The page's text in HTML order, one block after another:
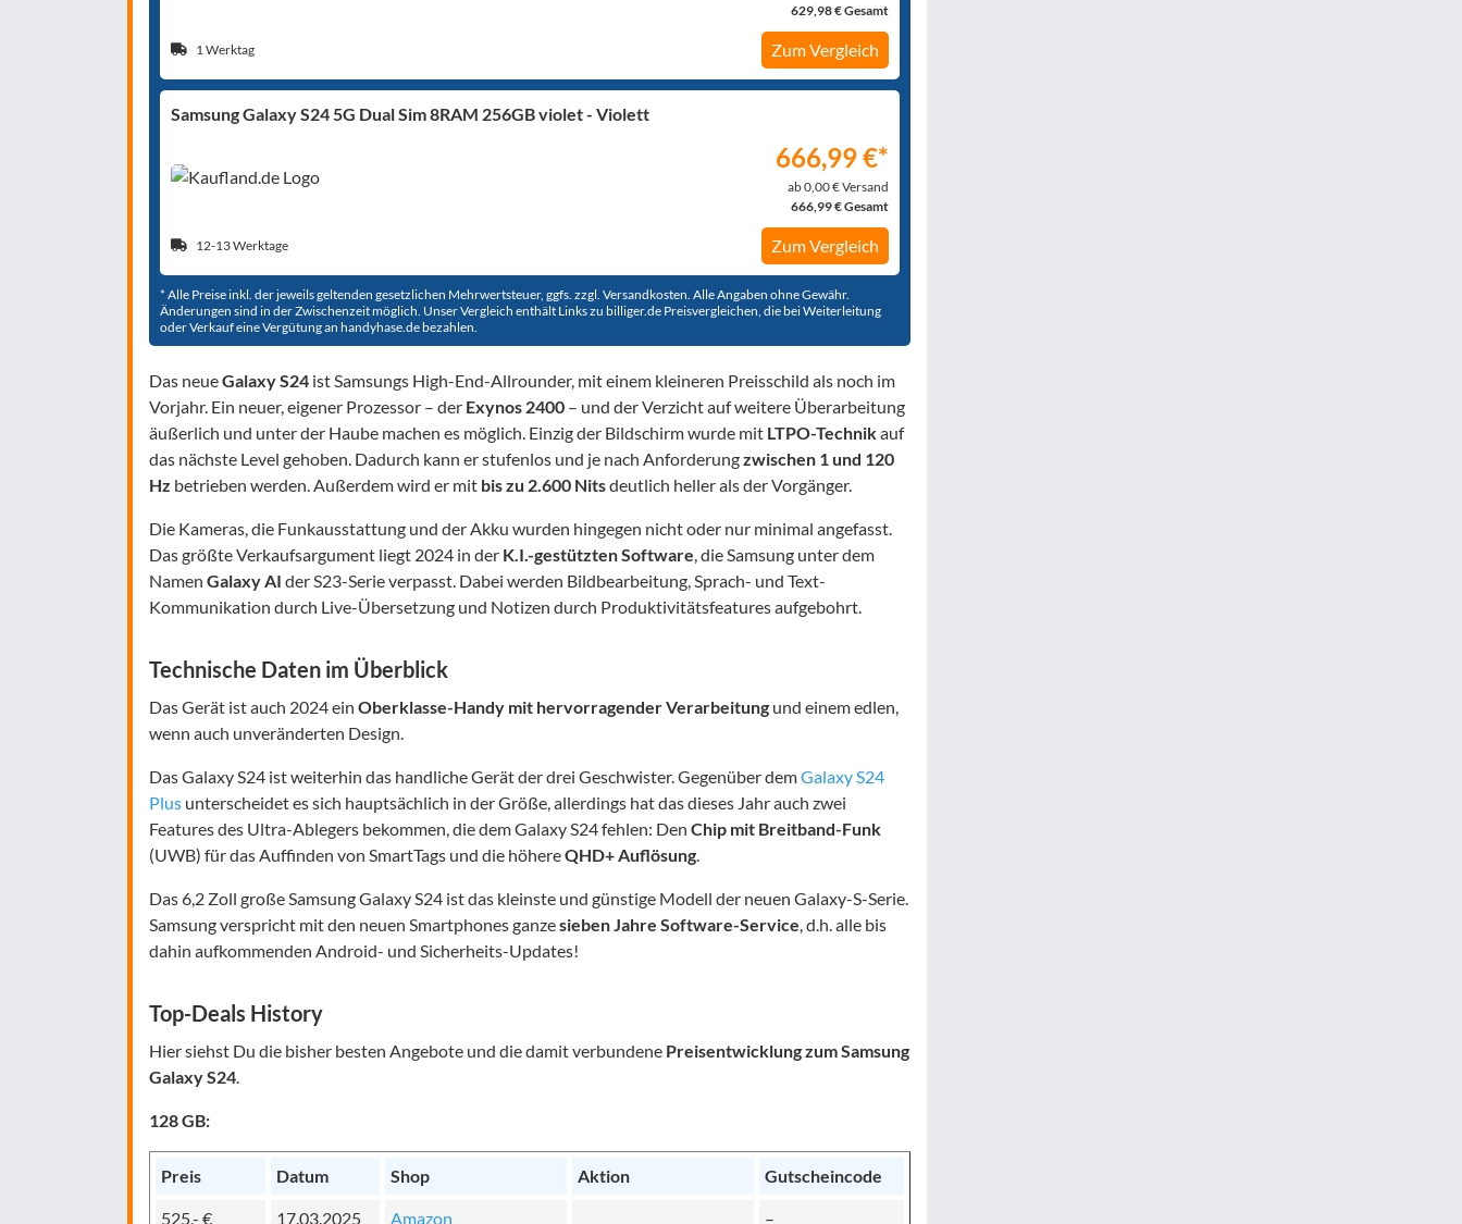
629,98 € Gesamt
1 Werktag Zum Vergleich
Samsung Galaxy S24 5G Dual Sim 8RAM 256GB violet - Violett
666,99 €*
ab 0,00 € Versand
666,99 € Gesamt
12-13 Werktage Zum Vergleich
* Alle Preise inkl. der jeweils geltenden gesetzlichen Mehrwertsteuer, ggfs. zzgl. Versandkosten. Alle Angaben ohne Gewähr.
Änderungen sind in der Zwischenzeit möglich. Unser Vergleich enthält Links zu billiger.de Preisvergleichen, die bei Weiterleitung
oder Verkauf eine Vergütung an handyhase.de bezahlen.
Das neueGalaxy S24 ist Samsungs High-End-Allrounder, mit einem kleineren Preisschild als noch im
Vorjahr. Ein neuer, eigener Prozessor – der Exynos 2400 – und der Verzicht auf weitere Überarbeitung
äußerlich und unter der Haube machen es möglich. Einzig der Bildschirm wurde mit LTPO-Technikauf
das nächste Level gehoben. Dadurch kann er stufenlos und je nach Anforderungzwischen 1 und 120
Hz betrieben werden. Außerdem wird er mit bis zu 2.600 Nitsdeutlich heller als der Vorgänger.
Die Kameras, die Funkausstattung und der Akku wurden hingegen nicht oder nur minimal angefasst.
Das größte Verkaufsargument liegt 2024 in der K.I.-gestützten Software , die Samsung unter dem
Namen Galaxy AI der S23-Serie verpasst. Dabei werden Bildbearbeitung, Sprach- und Text-
Kommunikation durch Live-Übersetzung und Notizen durch Produktivitätsfeatures aufgebohrt.
Technische Daten im Überblick
Das Gerät ist auch 2024 ein Oberklasse-Handy mit hervorragender Verarbeitung und einem edlen,
wenn auch unveränderten Design.
Das Galaxy S24 ist weiterhin das handliche Gerät der drei Geschwister. Gegenüber demGalaxy S24
Plus unterscheidet es sich hauptsächlich in der Größe, allerdings hat das dieses Jahr auch zwei
Features des Ultra-Ablegers bekommen, die dem Galaxy S24 fehlen: Den Chip mit Breitband-Funk
(UWB) für das Auffinden von SmartTags und die höhereQHD+ Auflösung
Das 6,2 Zoll große Samsung Galaxy S24 ist das kleinste und günstige Modell der neuen Galaxy-S-Serie.
Samsung verspricht mit den neuen Smartphones ganzesieben Jahre Software-Service , d.h. alle bis
dahin aufkommenden Android- und Sicherheits-Updates!
Top-Deals History
Hier siehst Du die bisher besten Angebote und die damit verbundene Preisentwicklung zum Samsung
Galaxy S24
128 GB:
Preis Datum Shop Aktion Gutscheincode
525,- € 17.03.2025 Amazon –